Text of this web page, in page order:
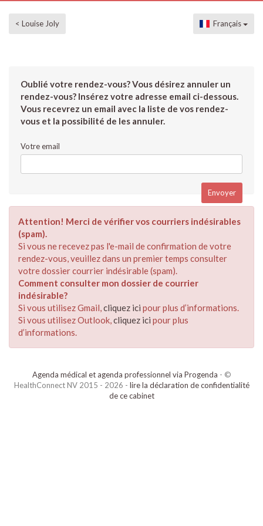
< Louise Joly Français
Oublié votre rendez-vous? Vous désirez annuler un
rendez-vous? Insérez votre adresse email ci-dessous.
Vous recevrez un email avec la liste de vos rendez-
vous et la possibilité de les annuler.
Votre email
Attention! Merci de vérifier vos courriers indésirables
(spam).
Si vous ne recevez pas l'e-mail de confirmation de votre
rendez-vous, veuillez dans un premier temps consulter
votre dossier courrier indésirable (spam).
Comment consulter mon dossier de courrier
indésirable?
Si vous utilisez Gmail,cliquez ici pour plus d’informations.
Si vous utilisez Outlook,cliquez ici pour plus
d’informations.
Agenda médical et agenda professionnel via Progenda - ©
HealthConnect NV 2015 - 2026 - lire la déclaration de confidentialité
de ce cabinet